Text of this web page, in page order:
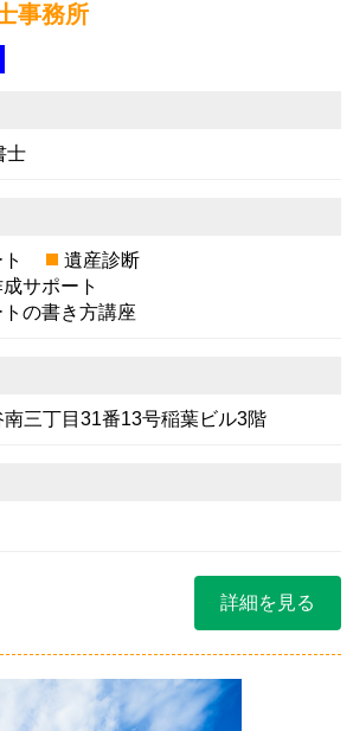
事務所
士
遺産診断
サポート
の書き方講座
三丁目31番13号稲葉ビル3階
詳細を見る